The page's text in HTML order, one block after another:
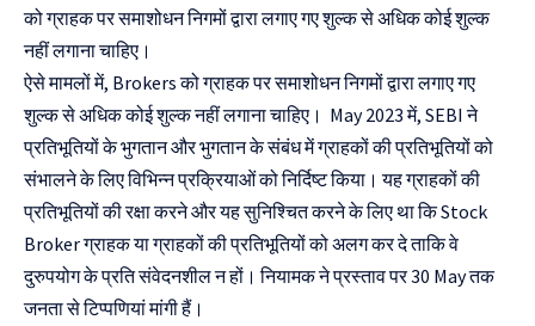
को ग्राहक पर समाशोधन निगमों द्वारा लगाए गए शुल्क से अधिक कोई शुल्क
नहीं लगाना चाहिए।
ऐसे मामलों में, Brokers को ग्राहक पर समाशोधन निगमों द्वारा लगाए गए
शुल्क से अधिक कोई शुल्क नहीं लगाना चाहिए। May 2023 में, SEBI ने
प्रतिभूतियों के भुगतान और भुगतान के संबंध में ग्राहकों की प्रतिभूतियों को
संभालने के लिए विभिन्न प्रक्रियाओं को निर्दिष्ट किया। यह ग्राहकों की
प्रतिभूतियों की रक्षा करने और यह सुनिश्चित करने के लिए था कि Stock
Broker ग्राहक या ग्राहकों की प्रतिभूतियों को अलग कर दे ताकि वे
दुरुपयोग के प्रति संवेदनशील न हों। नियामक ने प्रस्ताव पर 30 May तक
जनता से टिप्पणियां मांगी हैं।